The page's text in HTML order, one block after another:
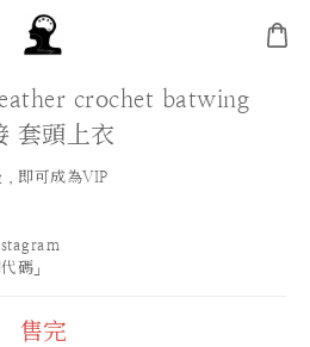
crochet batwing
套頭上衣
即可成為VIP
碼」
售完